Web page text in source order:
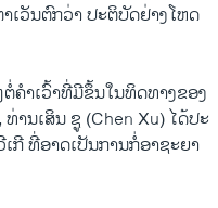
ເວັນ​ຕົກວ່າ ປະ​ຕິ​ບັດ​ຢ່າງ​ໂຫດ​
ຄໍາເວົ້າທີ່ມີຂຶ້ນໃນທິດທາງຂອງ
ານເສິນ ຊູ (Chen Xu) ໄດ້​ປະ​
ກີ ທີ່​ອາດ​ເປັນການ​ກໍ່​ອາ​ຊະ​ຍາ​